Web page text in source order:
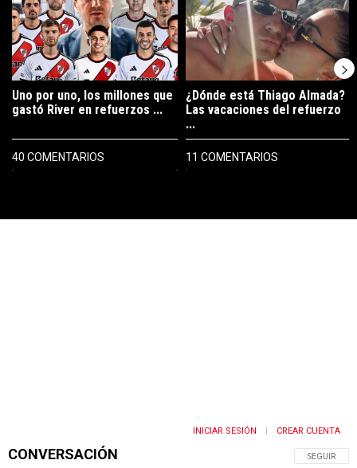
Uno por uno, los millones que
gastó River en refuerzos ...
40 COMENTARIOS
¿Dónde está Thiago Almada?
Las vacaciones del refuerzo
...
11 COMENTARIOS
CONVERSACIÓN SIGA ESTA
SEGUIR
INICIAR SESIÓN CREAR CUENTA